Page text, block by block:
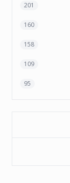
201
160
158
109
95